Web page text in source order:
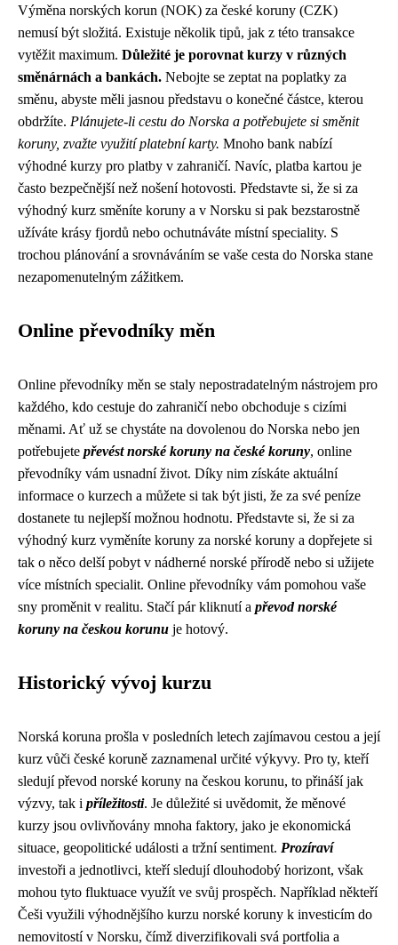
Výměna norských korun (NOK) za české koruny (CZK)
nemusí být složitá. Existuje několik tipů, jak z této transakce
vytěžit maximum. Důležité je porovnat kurzy v různých
směnárnách a bankách. Nebojte se zeptat na poplatky za
směnu, abyste měli jasnou představu o konečné částce, kterou
obdržíte. Plánujete-li cestu do Norska a potřebujete si směnit
koruny, zvažte využití platební karty. Mnoho bank nabízí
výhodné kurzy pro platby v zahraničí. Navíc, platba kartou je
často bezpečnější než nošení hotovosti. Představte si, že si za
výhodný kurz směníte koruny a v Norsku si pak bezstarostně
užíváte krásy fjordů nebo ochutnáváte místní speciality. S
trochou plánování a srovnáváním se vaše cesta do Norska stane
nezapomenutelným zážitkem.
Online převodníky měn
Online převodníky měn se staly nepostradatelným nástrojem pro
každého, kdo cestuje do zahraničí nebo obchoduje s cizími
měnami. Ať už se chystáte na dovolenou do Norska nebo jen
potřebujete převést norské koruny na české koruny, online
převodníky vám usnadní život. Díky nim získáte aktuální
informace o kurzech a můžete si tak být jisti, že za své peníze
dostanete tu nejlepší možnou hodnotu. Představte si, že si za
výhodný kurz vyměníte koruny za norské koruny a dopřejete si
tak o něco delší pobyt v nádherné norské přírodě nebo si užijete
více místních specialit. Online převodníky vám pomohou vaše
sny proměnit v realitu. Stačí pár kliknutí a převod norské
koruny na českou korunu je hotový.
Historický vývoj kurzu
Norská koruna prošla v posledních letech zajímavou cestou a její
kurz vůči české koruně zaznamenal určité výkyvy. Pro ty, kteří
sledují převod norské koruny na českou korunu, to přináší jak
výzvy, tak i příležitosti. Je důležité si uvědomit, že měnové
kurzy jsou ovlivňovány mnoha faktory, jako je ekonomická
situace, geopolitické události a tržní sentiment. Prozíraví
investoři a jednotlivci, kteří sledují dlouhodobý horizont, však
mohou tyto fluktuace využít ve svůj prospěch. Například někteří
Češi využili výhodnějšího kurzu norské koruny k investicím do
nemovitostí v Norsku, čímž diverzifikovali svá portfolia a